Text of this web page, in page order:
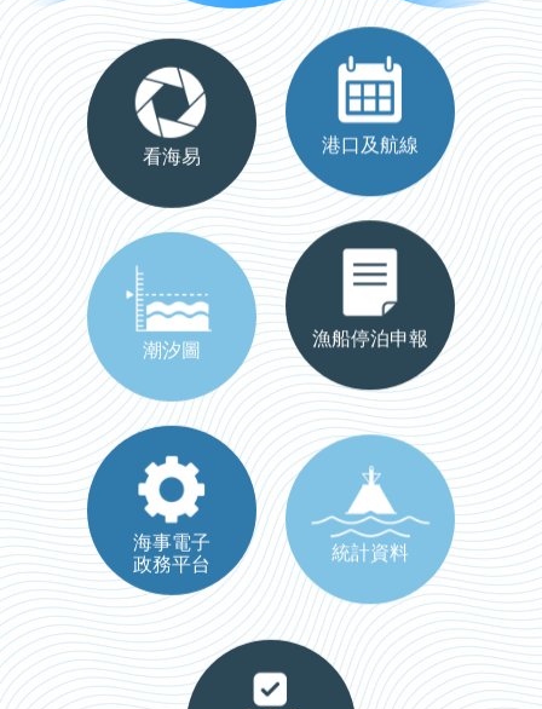
看海易 港口及航線
潮汐圖 漁船停泊申報
海事電子
政務平台
統計資料